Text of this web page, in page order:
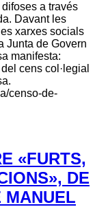
a través
Davant les
xarxes socials
Junta de Govern
manifesta:
cens col·legial
censo-de-
«FURTS,
DE
MANUEL